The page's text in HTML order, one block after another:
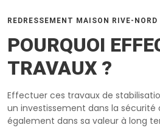
REDRESSEMENT MAISON RIVE-NORD
POURQUOI
TRAVAUX ?
Effectuer ces travaux de
un investissement dans la sécurité
également dans sa valeur à long